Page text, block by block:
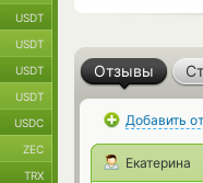
Отзывы
Добавить
Екатерина
USDT
USDT
USDT
USDT
USDC
ZEC
TRX